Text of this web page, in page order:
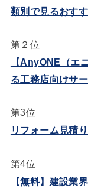
類別で見るおす
第２位
【AnyONE（エ
る工務店向けサ
第3位
リフォーム見積
第4位
【無料】建設業